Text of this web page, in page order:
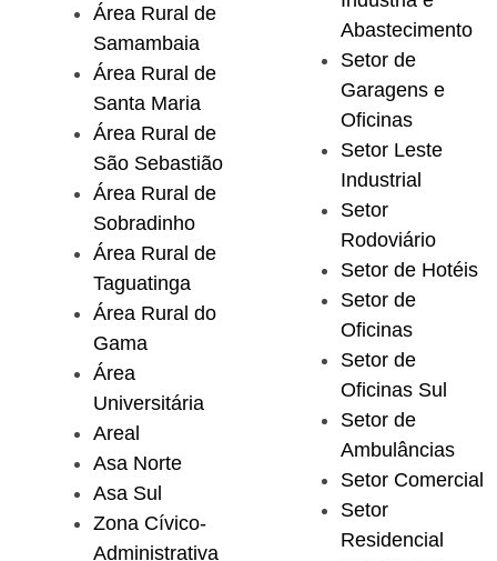
Área Rural de
Samambaia
Área Rural de
Santa Maria
Área Rural de
São Sebastião
Área Rural de
Sobradinho
Área Rural de
Taguatinga
Área Rural do
Gama
Área
Universitária
Areal
Asa Norte
Asa Sul
Zona Cívico-
Administrativa
Abastecimento
Setor de
Garagens e
Oficinas
Setor Leste
Industrial
Setor
Rodoviário
Setor de Hotéis
Setor de
Oficinas
Setor de
Oficinas Sul
Setor de
Ambulâncias
Setor Comercial
Setor
Residencial